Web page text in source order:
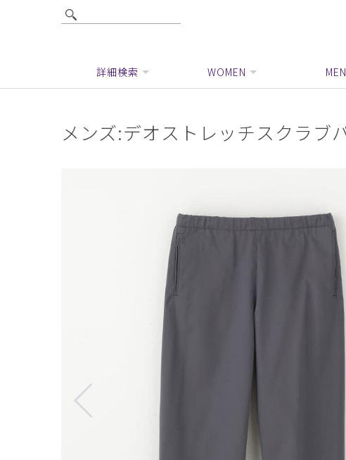
詳細検索 WOMEN MEN
メンズ:デオストレッチスクラブ